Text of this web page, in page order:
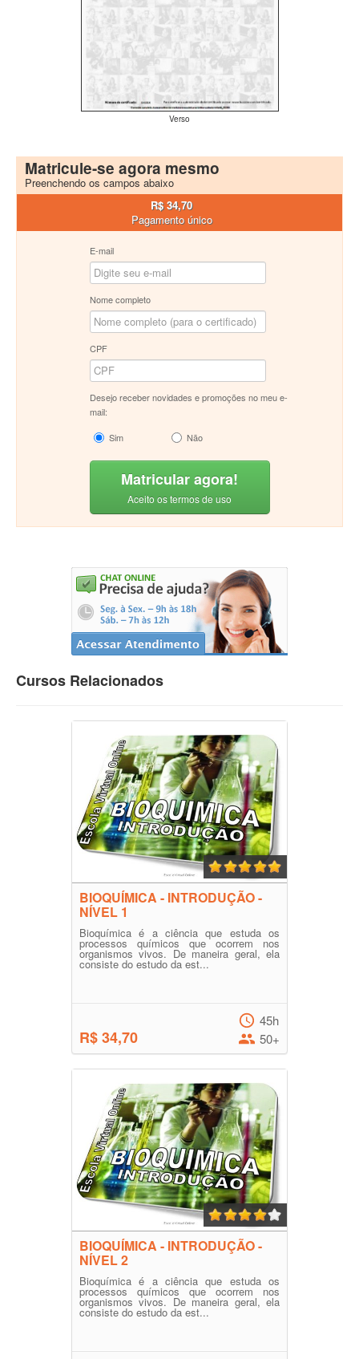
Verso
Matricule-se agora mesmo
Preenchendo os campos abaixo
R$ 34,70
Pagamento único
E-mail
Nome completo
CPF
Desejo receber novidades e promoções no meu e-
mail:
Sim
Não
Matricular agora!
Aceito os termos de uso
Cursos Relacionados
BIOQUÍMICA - INTRODUÇÃO -
NÍVEL 1
Bioquímica é a ciência que estuda os
processos químicos que ocorrem nos
organismos vivos. De maneira geral, ela
consiste do estudo da est...
R$ 34,70
45h
50+
BIOQUÍMICA - INTRODUÇÃO -
NÍVEL 2
Bioquímica é a ciência que estuda os
processos químicos que ocorrem nos
organismos vivos. De maneira geral, ela
consiste do estudo da est...